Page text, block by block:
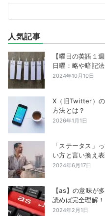
人気記事
【曜日の英語１
日曜：略や暗記法
2024年10月10日
X（旧Twitter）
方法とは？
2026年1月1日
「ステータス」
い方と言い換え表
2024年6月17日
【as】の意味が
読めば完全理解！
2024年2月1日